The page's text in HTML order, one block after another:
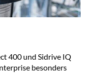
400 und Sidrive IQ
besonders